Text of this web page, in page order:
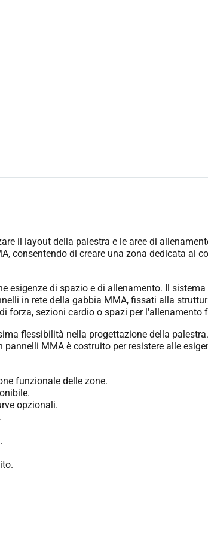
il layout della palestra e le aree di
consentendo di creare una zona dedicata ai
esigenze di spazio e di allenamento. Il
in rete della gabbia MMA, fissati alla
forza, sezioni cardio o spazi per l'allenamento
flessibilità nella progettazione della
MMA è costruito per resistere alle
funzionale delle zone.
opzionali.